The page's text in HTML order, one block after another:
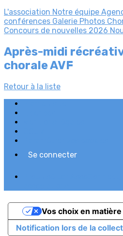
L'association Notre équipe
conférences Galerie Photos
Concours de nouvelles 2026
Après-midi
chorale AVF
Retour à la liste
Se connecter
Notification lors de la
Vos choix en